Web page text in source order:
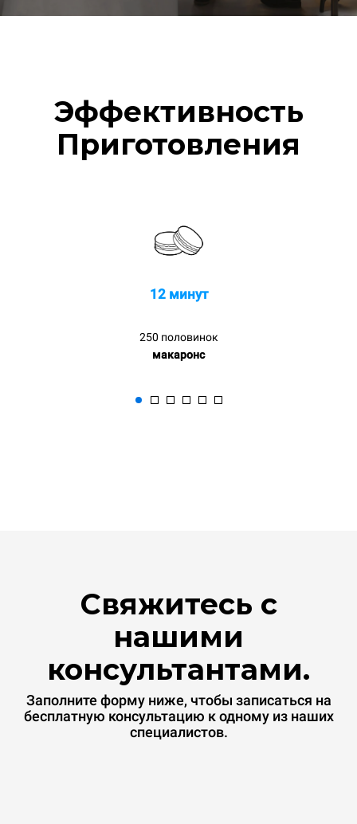
Эффективность
Приготовления
12 минут
250 половинок
макаронс
Свяжитесь с
нашими
консультантами.
Заполните форму ниже, чтобы записаться на
бесплатную консультацию к одному из наших
специалистов.